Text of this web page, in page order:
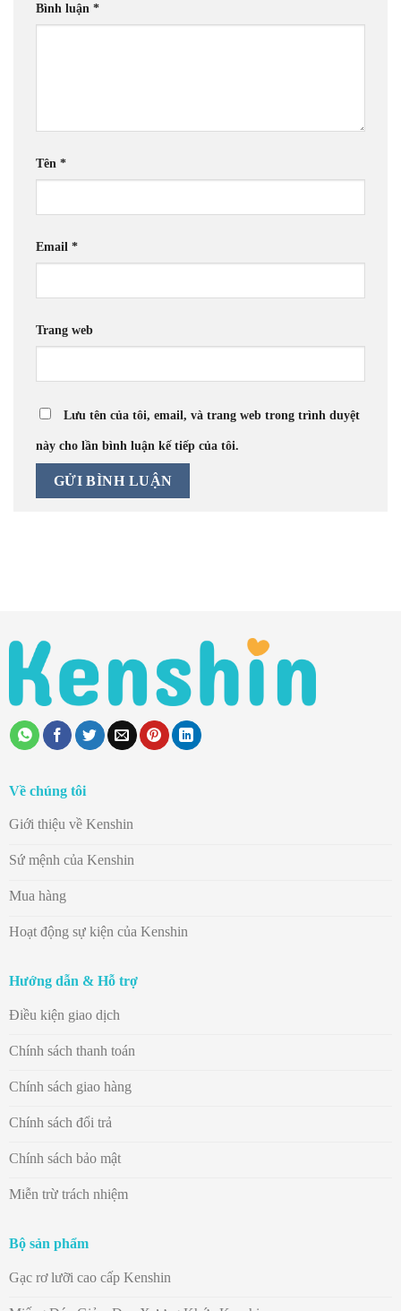
Bình luận *
Tên *
Email *
Trang web
Lưu tên của tôi, email, và trang web trong trình duyệt
này cho lần bình luận kế tiếp của tôi.
Về chúng tôi
Giới thiệu về Kenshin
Sứ mệnh của Kenshin
Mua hàng
Hoạt động sự kiện của Kenshin
Hướng dẫn & Hỗ trợ
Điều kiện giao dịch
Chính sách thanh toán
Chính sách giao hàng
Chính sách đổi trả
Chính sách bảo mật
Miễn trừ trách nhiệm
Bộ sản phẩm
Gạc rơ lưỡi cao cấp Kenshin